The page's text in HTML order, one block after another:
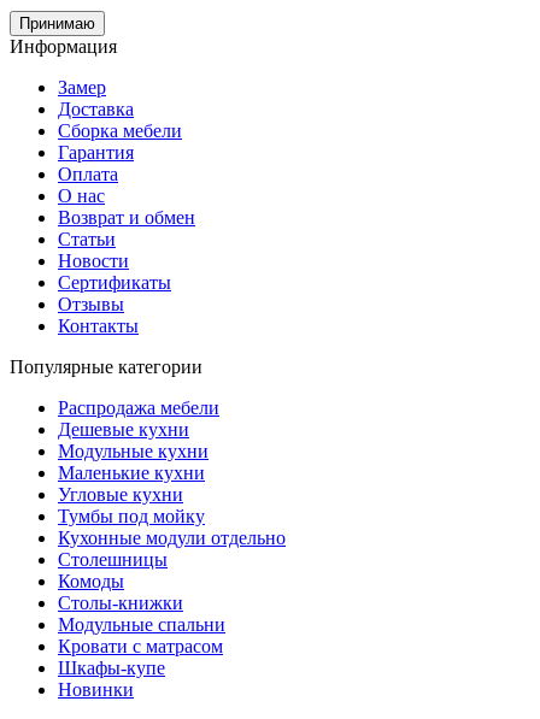
Принимаю
Информация
Замер
Доставка
Сборка мебели
Гарантия
Оплата
О нас
Возврат и обмен
Статьи
Новости
Сертификаты
Отзывы
Контакты
Популярные категории
Распродажа мебели
Дешевые кухни
Модульные кухни
Маленькие кухни
Угловые кухни
Тумбы под мойку
Кухонные модули отдельно
Столешницы
Комоды
Столы-книжки
Модульные спальни
Кровати с матрасом
Шкафы-купе
Новинки